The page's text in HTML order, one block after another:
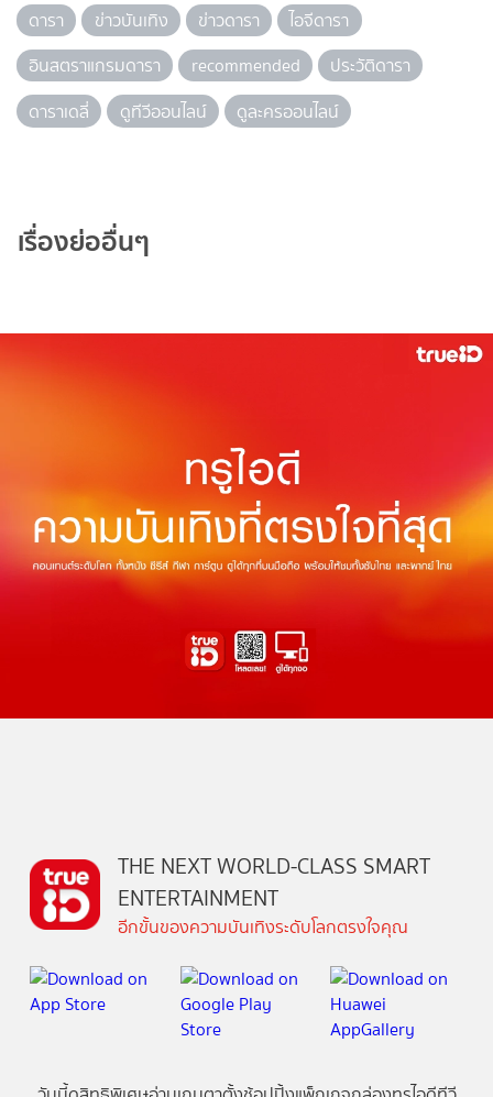
ดารา ข่าวบันเทิง ข่าวดารา
ไอจีดารา
อินสตราแกรมดารา
recommended
ประวัติดารา
ดาราเดลี่
ดูทีวีออนไลน์ ดูละครออนไลน์
เรื่องย่ออื่นๆ
THE NEXT WORLD-CLASS SMART
ENTERTAINMENT
อีกขั้นของความบันเทิงระดับโลกตรงใจคุณ